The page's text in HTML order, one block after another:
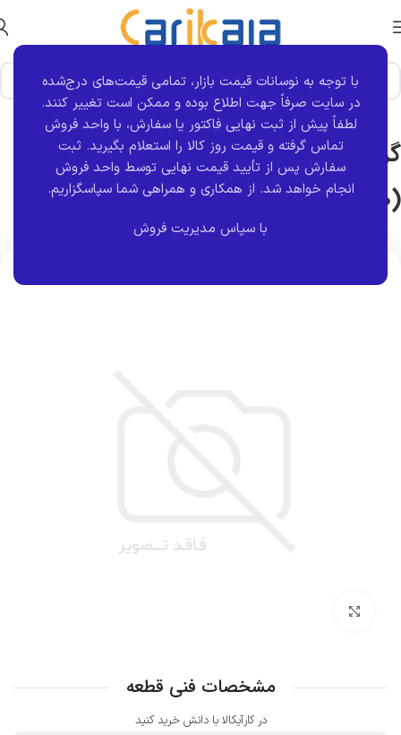
با توجه به نوسانات قیمت بازار، تمامی قیمت‌های درج‌شده
در سایت صرفاً جهت اطلاع بوده و ممکن است تغییر کنند.
لطفاً پیش از ثبت نهایی فاکتور یا سفارش، با واحد فروش
تماس گرفته و قیمت روز کالا را استعلام بگیرید. ثبت
سفارش پس از تأیید قیمت نهایی توسط واحد فروش
انجام خواهد شد. از همکاری و همراهی شما سپاسگزاریم.
با سپاس مدیریت فروش
خانه برند قطعه ثنا پارت
گریس نسوز L3 Plus لیتیوم پلاس سبز
(100 گرمی) | ثناپارت
مشخصات فنی قطعه
در کارآیکالا با دانش خرید کنید